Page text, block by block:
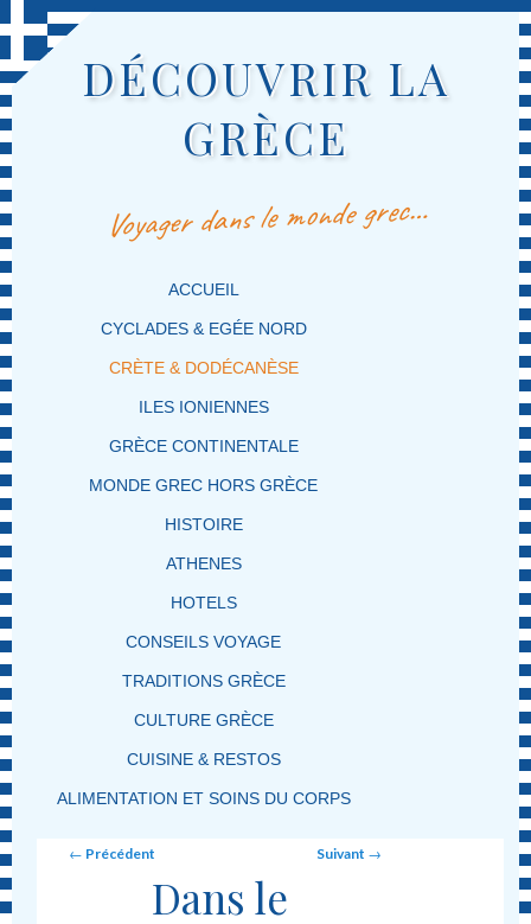
DÉCOUVRIR LA
GRÈCE
Voyager dans le monde grec…
MENU PRINCIPAL
MASQUER LA NAVIGATION PRINCIPALE
MASQUER LA NAVIGATION SECONDAIRE
ACCUEIL
CYCLADES & EGÉE NORD
CRÈTE & DODÉCANÈSE
ILES IONIENNES
GRÈCE CONTINENTALE
MONDE GREC HORS GRÈCE
HISTOIRE
ATHENES
HOTELS
CONSEILS VOYAGE
TRADITIONS GRÈCE
CULTURE GRÈCE
CUISINE & RESTOS
ALIMENTATION ET SOINS DU CORPS
Post navigation
← Précédent Suivant →
Dans le